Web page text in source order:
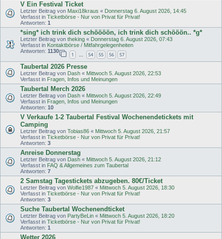
V Ein Festival Ticket
Letzter Beitrag von Maxi18kraus « Donnerstag 6. August 2026, 14:45
Verfasst in Ticketbörse - Nur von Privat für Privat!
Antworten: 1
*sing* ich trink dich schöööön, ich trink dich schööön.. *g*
Letzter Beitrag von theking « Donnerstag 6. August 2026, 07:43
Verfasst in Kontaktbörse / Mitfahrgelegenheiten
Antworten: 1130
1 … 54 55 56 57
Taubertal 2026 Presse
Letzter Beitrag von Dash « Mittwoch 5. August 2026, 22:53
Verfasst in Fragen, Infos und Meinungen
Taubertal Merch 2026
Letzter Beitrag von Dash « Mittwoch 5. August 2026, 22:49
Verfasst in Fragen, Infos und Meinungen
Antworten: 10
V Verkaufe 1-2 Taubertal Festival Wochenendetickets mit
Camping
Letzter Beitrag von Tobias86 « Mittwoch 5. August 2026, 21:57
Verfasst in Ticketbörse - Nur von Privat für Privat!
Antworten: 3
Anreise Donnerstag
Letzter Beitrag von Dash « Mittwoch 5. August 2026, 21:12
Verfasst in FAQ & Allgemeines zum Taubertal
Antworten: 7
2 Samstag Tagestickets abzugeben. 80€/Ticket
Letzter Beitrag von Wolfie1987 « Mittwoch 5. August 2026, 18:30
Verfasst in Ticketbörse - Nur von Privat für Privat!
Antworten: 3
Suche Taubertal Wochenendticket
Letzter Beitrag von PartyBeLin « Mittwoch 5. August 2026, 18:20
Verfasst in Ticketbörse - Nur von Privat für Privat!
Antworten: 1
Wetter 2026